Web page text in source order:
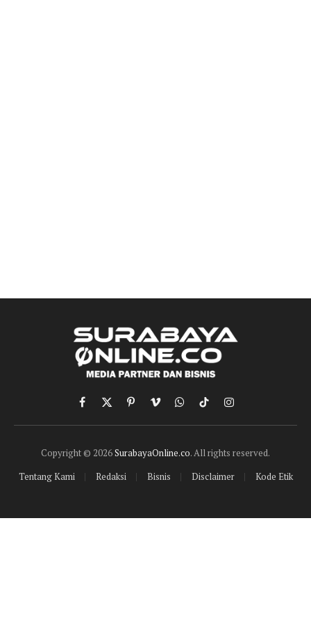
Facebook
X
(Twitter)
PinterestVimeoWhatsApp
TikTokInstagram
Copyright © 2026SurabayaOnline.co. All rights reserved.
Tentang Kami
Redaksi Bisnis Disclaimer Kode Etik